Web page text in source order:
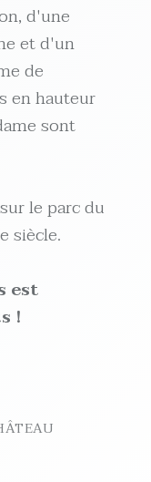
d'une
et d'un
de
en hauteur
sont
le parc du
siècle.
est
!